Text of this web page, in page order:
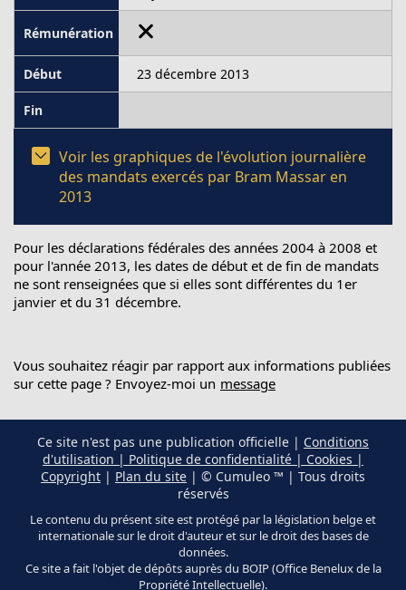
23 décembre 2013
Voir les graphiques de l'évolution journalière
des mandats exercés par Bram Massar en
2013
Pour les déclarations fédérales des années 2004 à 2008 et
pour l'année 2013, les dates de début et de fin de mandats
ne sont renseignées que si elles sont différentes du 1er
janvier et du 31 décembre.
Vous souhaitez réagir par rapport aux informations publiées
sur cette page ? Envoyez-moi un message
Ce site n'est pas une publication officielle | Conditions
d'utilisation | Politique de confidentialité | Cookies |
Copyright | Plan du site | © Cumuleo ™ | Tous droits
réservés
Le contenu du présent site est protégé par la législation belge et
internationale sur le droit d'auteur et sur le droit des bases de
données.
Ce site a fait l'objet de dépôts auprès du BOIP (Office Benelux de la
Propriété Intellectuelle).